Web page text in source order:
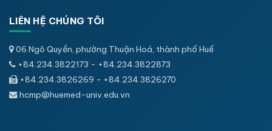
LIÊN HỆ CHÚNG TÔI
06 Ngô Quyền, phường Thuận Hoá, thành phố Huế
+84.234.3822173 - +84.234.3822873
+84.234.3826269 - +84.234.3826270
hcmp@huemed-univ.edu.vn